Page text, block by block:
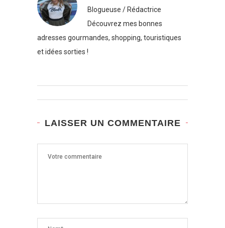
Blogueuse / Rédactrice
Découvrez mes bonnes
adresses gourmandes, shopping, touristiques
et idées sorties !
LAISSER UN COMMENTAIRE